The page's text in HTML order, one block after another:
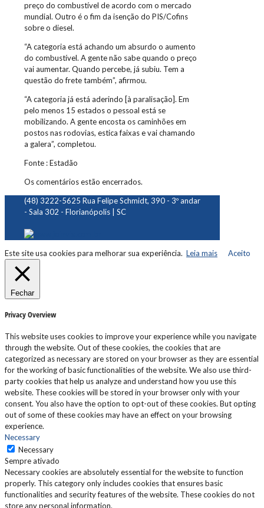
preço do combustível de acordo com o mercado
mundial. Outro é o fim da isenção do PIS/Cofins
sobre o diesel.
“A categoria está achando um absurdo o aumento
do combustível. A gente não sabe quando o preço
vai aumentar. Quando percebe, já subiu. Tem a
questão do frete também”, afirmou.
“A categoria já está aderindo [à paralisação]. Em
pelo menos 15 estados o pessoal está se
mobilizando. A gente encosta os caminhões em
postos nas rodovias, estica faixas e vai chamando
a galera”, completou.
Fonte : Estadão
Os comentários estão encerrados.
(48) 3222-5625 Rua Felipe Schmidt, 390 - 3º andar
- Sala 302 - Florianópolis | SC
Este site usa cookies para melhorar sua experiência. Leia mais Aceito
Fechar
Privacy Overview
This website uses cookies to improve your experience while you navigate
through the website. Out of these cookies, the cookies that are
categorized as necessary are stored on your browser as they are essential
for the working of basic functionalities of the website. We also use third-
party cookies that help us analyze and understand how you use this
website. These cookies will be stored in your browser only with your
consent. You also have the option to opt-out of these cookies. But opting
out of some of these cookies may have an effect on your browsing
experience.
Necessary
Necessary
Sempre ativado
Necessary cookies are absolutely essential for the website to function
properly. This category only includes cookies that ensures basic
functionalities and security features of the website. These cookies do not
store any personal information.